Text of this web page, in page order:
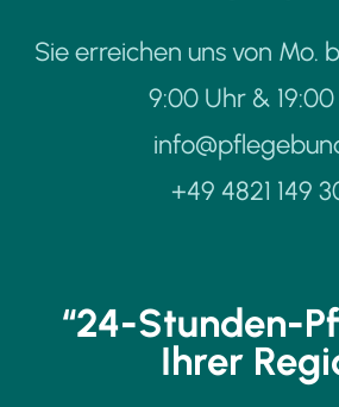
Sie erreichen uns von Mo.
9:00 Uhr & 19:00
+49 4821 149
“24-Stunden-
Ihrer